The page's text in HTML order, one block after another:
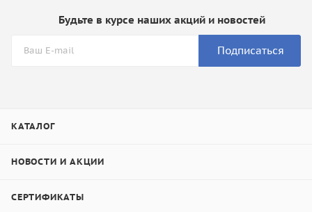
Будьте в курсе наших акций и новостей
Подписаться
КАТАЛОГ
НОВОСТИ И АКЦИИ
СЕРТИФИКАТЫ